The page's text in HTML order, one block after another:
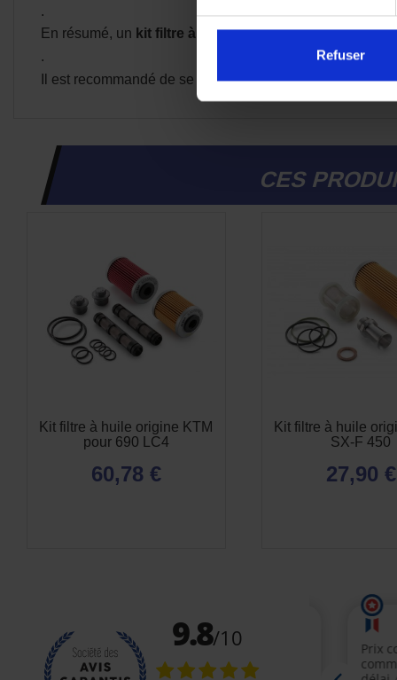
Refuser
.
En résumé, un kit filtre à huile KTM d’origineassure
.
Il est recommandé de se référer au manuel d'entretien
CES
Kit filtre à huile origine KTM
pour 690 LC4
60,78 €
Kit filtre à huile
SX-F 450
27,90 €